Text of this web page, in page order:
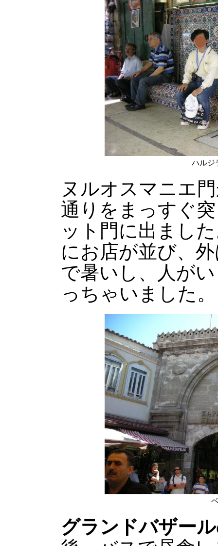
ハルジ
ヌルオスマニエ
通りをまっすぐ
ット門に出まし
にお店が並び、
で暑いし、人が
っちゃいました。
グランドバザール